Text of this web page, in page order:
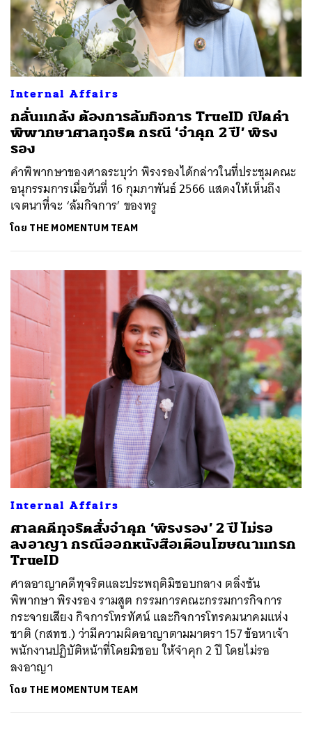
Internal Affairs
กลั่นแกล้ง ต้องการล้มกิจการ TrueID เปิดคำ
พิพากษาศาลทุจริต กรณี ‘จำคุก 2 ปี’ พิรง
รอง
คำพิพากษาของศาลระบุว่า พิรงรองได้กล่าวในที่ประชุมคณะ
อนุกรรมการเมื่อวันที่ 16 กุมภาพันธ์ 2566 แสดงให้เห็นถึง
เจตนาที่จะ ‘ล้มกิจการ’ ของทรู
โดย THE MOMENTUM TEAM
Internal Affairs
ศาลคดีทุจริตสั่งจำคุก ‘พิรงรอง’ 2 ปี ไม่รอ
ลงอาญา กรณีออกหนังสือเตือนโฆษณาแทรก
TrueID
ศาลอาญาคดีทุจริตและประพฤติมิชอบกลาง ตลิ่งชัน
พิพากษา พิรงรอง รามสูต กรรมการคณะกรรมการกิจการ
กระจายเสียง กิจการโทรทัศน์ และกิจการโทรคมนาคมแห่ง
ชาติ (กสทช.) ว่ามีความผิดอาญาตามมาตรา 157 ข้อหาเจ้า
พนักงานปฏิบัติหน้าที่โดยมิชอบ ให้จำคุก 2 ปี โดยไม่รอ
ลงอาญา
โดย THE MOMENTUM TEAM